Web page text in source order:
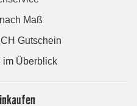
Maß
Gutschein
im Überblick